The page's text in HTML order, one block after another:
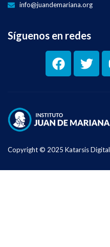
info@juandemariana.org
Síguenos en redes
Copyright © 2025 Katarsis Digital